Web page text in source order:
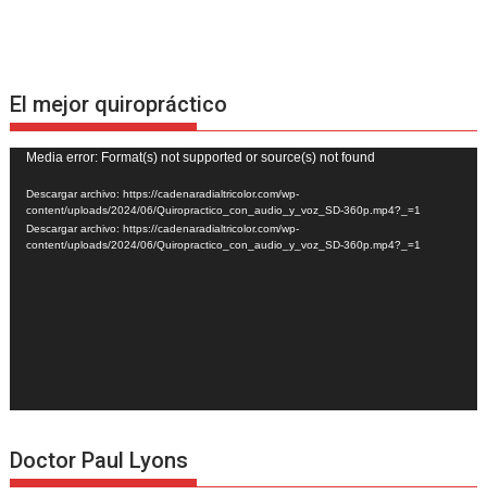
El mejor quiropráctico
Reproductor
de
vídeo
Media error: Format(s) not supported or source(s) not found
Descargar archivo: https://cadenaradialtricolor.com/wp-
content/uploads/2024/06/Quiropractico_con_audio_y_voz_SD-360p.mp4?_=1
Descargar archivo: https://cadenaradialtricolor.com/wp-
content/uploads/2024/06/Quiropractico_con_audio_y_voz_SD-360p.mp4?_=1
Doctor Paul Lyons